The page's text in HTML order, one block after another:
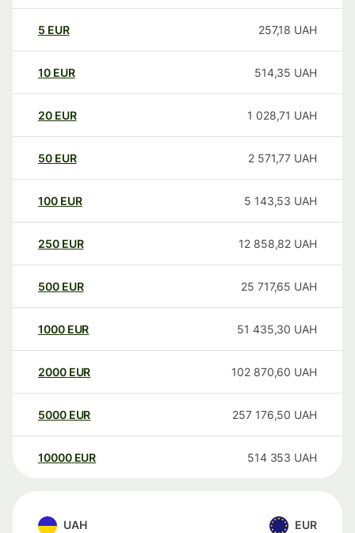
5 EUR 257,18 UAH
10 EUR 514,35 UAH
20 EUR 1 028,71 UAH
50 EUR 2 571,77 UAH
100 EUR 5 143,53 UAH
250 EUR 12 858,82 UAH
500 EUR 25 717,65 UAH
1000 EUR 51 435,30 UAH
2000 EUR 102 870,60 UAH
5000 EUR 257 176,50 UAH
10000 EUR 514 353 UAH
UAH EUR